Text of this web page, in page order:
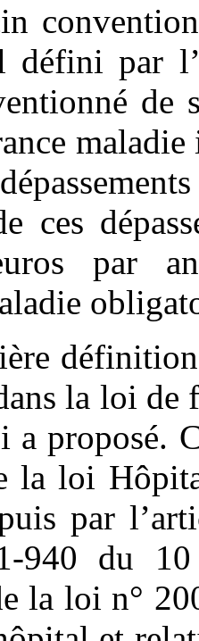
défini par
de
ces
par
la loi de
a proposé.
la loi
par
940 du 10
la loi n°